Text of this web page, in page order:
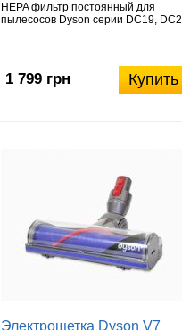
HEPA фильтр постоянный для
пылесосов Dyson серии DC19,
Купить
1 799 грн
Электрощетка Dyson V7